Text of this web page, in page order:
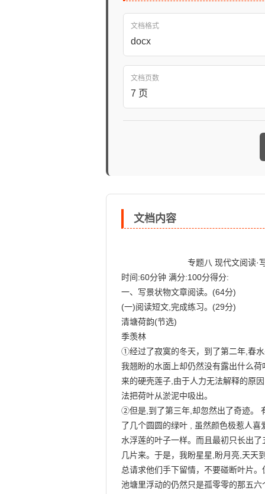
文档格式
docx
文档页数
7 页
文档内容
                            专题八 现代文阅读·写景状物
时间:60分钟 满分:100分得分:
一、写景状物文章阅读。(64分)
(一)阅读短文,完成练习。(29分)
清塘荷韵(节选)
季羡林
①经过了寂寞的冬天，到了第二年,春
我翘盼的水面上却仍然没有露出什么
来的硬壳莲子,由于人力无法解释的原
法把荷叶从淤泥中吸出。
②但是,到了第三年,却忽然出了奇迹。
了几个圆圆的绿叶 , 虽然颜色极惹人
水浮莲的叶子一样。而且最初只长出
几片来。于是，我盼星星,盼月亮,天天
总请求他们手下留情，不要碰断叶片
池塘里浮动的仍然只是孤零零的那五